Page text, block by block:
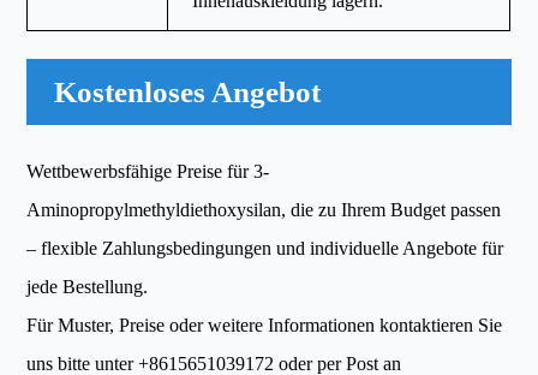
Kostenloses Angebot
Wettbewerbsfähige Preise für 3-
Aminopropylmethyldiethoxysilan, die zu Ihrem Budget passen
– flexible Zahlungsbedingungen und individuelle Angebote für
jede Bestellung.
Für Muster, Preise oder weitere Informationen kontaktieren Sie
uns bitte unter+8615651039172 oder per Post an